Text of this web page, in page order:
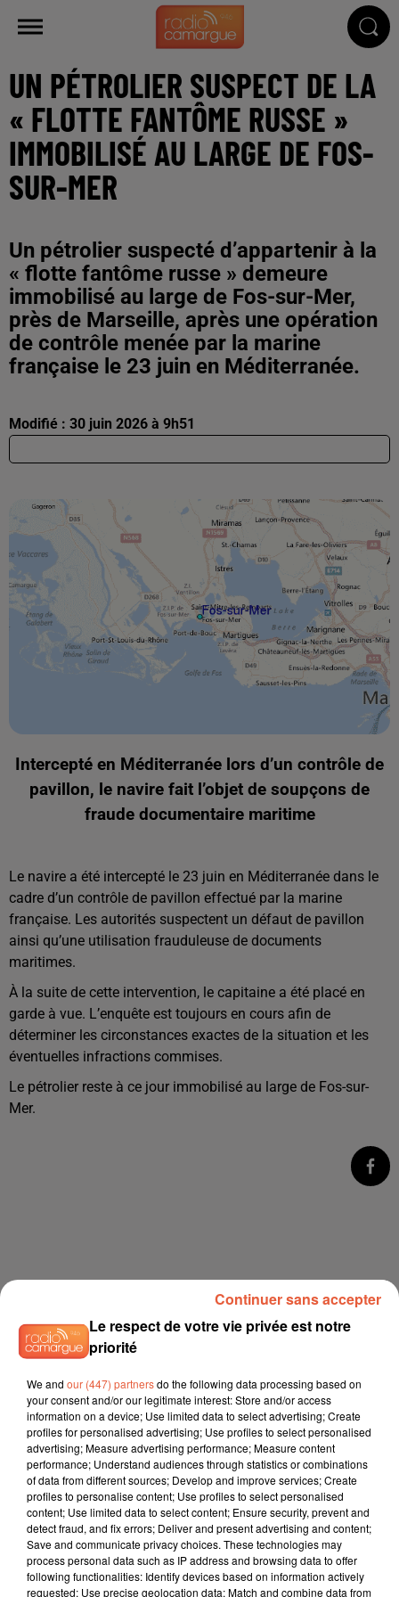
UN PÉTROLIER SUSPECT DE LA
« FLOTTE FANTÔME RUSSE »
IMMOBILISÉ AU LARGE DE FOS-
SUR-MER
Un pétrolier suspecté d’appartenir à la
« flotte fantôme russe » demeure
immobilisé au large de Fos-sur-Mer,
près de Marseille, après une opération
de contrôle menée par la marine
française le 23 juin en Méditerranée.
Modifié : 30 juin 2026 à 9h51
Intercepté en Méditerranée lors d’un contrôle de
pavillon, le navire fait l’objet de soupçons de
fraude documentaire maritime
Le navire a été intercepté le 23 juin en Méditerranée dans le
cadre d’un contrôle de pavillon effectué par la marine
française. Les autorités suspectent un défaut de pavillon
ainsi qu’une utilisation frauduleuse de documents
maritimes.
À la suite de cette intervention, le capitaine a été placé en
garde à vue. L’enquête est toujours en cours afin de
déterminer les circonstances exactes de la situation et les
éventuelles infractions commises.
Le pétrolier reste à ce jour immobilisé au large de Fos-sur-
Mer.
Le respect de votre vie privée est notre
priorité
We and our (447) partnersdo the following data processing based on
your consent and/or our legitimate interest: Store and/or access
information on a device; Use limited data to select advertising; Create
profiles for personalised advertising; Use profiles to select personalised
advertising; Measure advertising performance; Measure content
performance; Understand audiences through statistics or combinations
of data from different sources; Develop and improve services; Create
profiles to personalise content; Use profiles to select personalised
content; Use limited data to select content; Ensure security, prevent and
detect fraud, and fix errors; Deliver and present advertising and content;
Save and communicate privacy choices. These technologies may
process personal data such as IP address and browsing data to offer
following functionalities: Identify devices based on information actively
requested; Use precise geolocation data; Match and combine data from
Continuer sans accepter